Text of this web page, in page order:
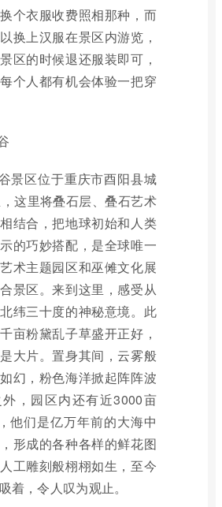
个衣服收费照相那种，而
换上汉服在景区内游览，
区的时候退还服装即可，
个人都有机会体验一把穿
景区位于重庆市酉阳县城
这里将叠石层、叠石艺术
结合，把地球初始和人类
的巧妙搭配，是全球唯一
术主题园区和巫傩文化展
景区。来到这里，感受从
纬三十度的神秘意境。此
亩粉黛乱子草盛开正好，
大片。置身其间，云雾般
幻，粉色海洋掀起阵阵波
，园区内还有近3000亩
他们是亿万年前的大海中
形成的各种各样的鲜花图
工雕刻般栩栩如生，至今
着，令人叹为观止。